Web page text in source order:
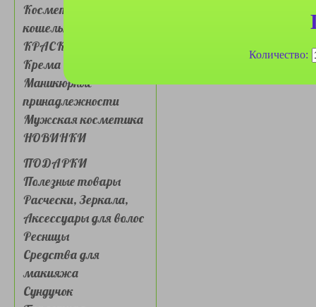
Количество:
Косметички, сумочки,
кошельки
КРАСКА ДЛЯ ВОЛОС
Крема для лица и глаз
Маникюрные
принадлежности
Мужская косметика
НОВИНКИ
ПОДАРКИ
Полезные товары
Расчески, Зеркала,
Аксессуары для волос
Ресницы
Средства для
макияжа
Сундучок